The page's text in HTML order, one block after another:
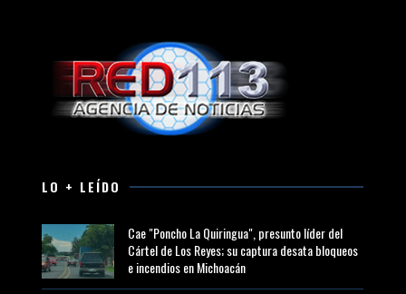
LO + LEÍDO
Cae "Poncho La Quiringua", presunto líder del
Cártel de Los Reyes; su captura desata bloqueos
e incendios en Michoacán